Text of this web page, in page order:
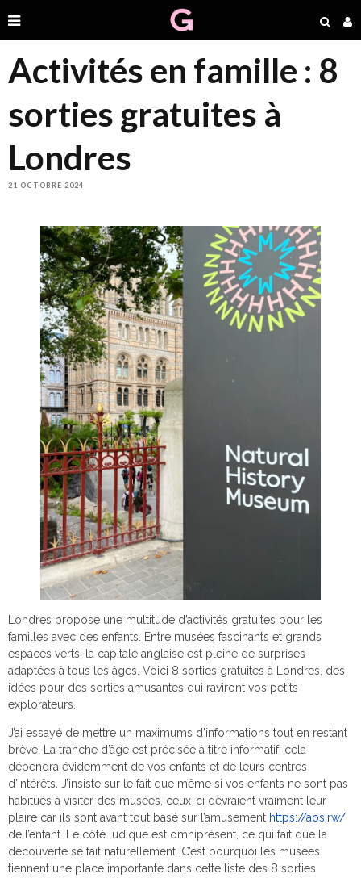
Activités en famille : 8
sorties gratuites à
Londres
21 OCTOBRE 2024
Londres propose une multitude d’activités gratuites pour les
familles avec des enfants. Entre musées fascinants et grands
espaces verts, la capitale anglaise est pleine de surprises
adaptées à tous les âges. Voici 8 sorties gratuites à Londres, des
idées pour des sorties amusantes qui raviront vos petits
explorateurs.
J’ai essayé de mettre un maximums d’informations tout en restant
brève. La tranche d’âge est précisée à titre informatif, cela
dépendra évidemment de vos enfants et de leurs centres
d’intérêts. J’insiste sur le fait que même si vos enfants ne sont pas
habitués à visiter des musées, ceux-ci devraient vraiment leur
plaire car ils sont avant tout basé sur l’amusement https://aos.rw/
de l’enfant. Le côté ludique est omniprésent, ce qui fait que la
découverte se fait naturellement. C’est pourquoi les musées
tiennent une place importante dans cette liste des 8 sorties